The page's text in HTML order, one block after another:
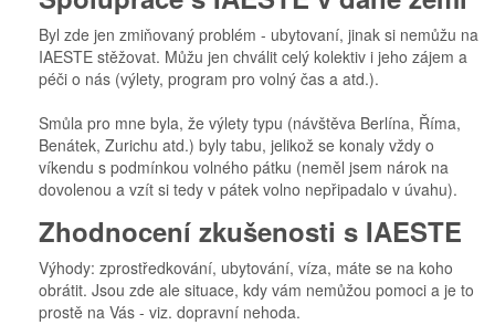
Byl zde jen zmiňovaný problém - ubytovaní, jinak si nemůžu na
IAESTE stěžovat. Můžu jen chválit celý kolektiv i jeho zájem a
péči o nás (výlety, program pro volný čas a atd.).
Smůla pro mne byla, že výlety typu (návštěva Berlína, Říma,
Benátek, Zurichu atd.) byly tabu, jelikož se konaly vždy o
víkendu s podmínkou volného pátku (neměl jsem nárok na
dovolenou a vzít si tedy v pátek volno nepřipadalo v úvahu).
Zhodnocení zkušenosti s IAESTE
Výhody: zprostředkování, ubytování, víza, máte se na koho
obrátit. Jsou zde ale situace, kdy vám nemůžou pomoci a je to
prostě na Vás - viz. dopravní nehoda.